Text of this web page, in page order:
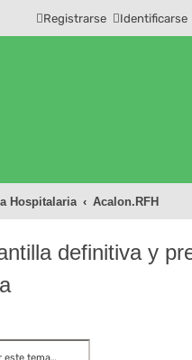
Identificarse
Registrarse
Hospitalaria Acalon.RFH
definitiva y
avanzada